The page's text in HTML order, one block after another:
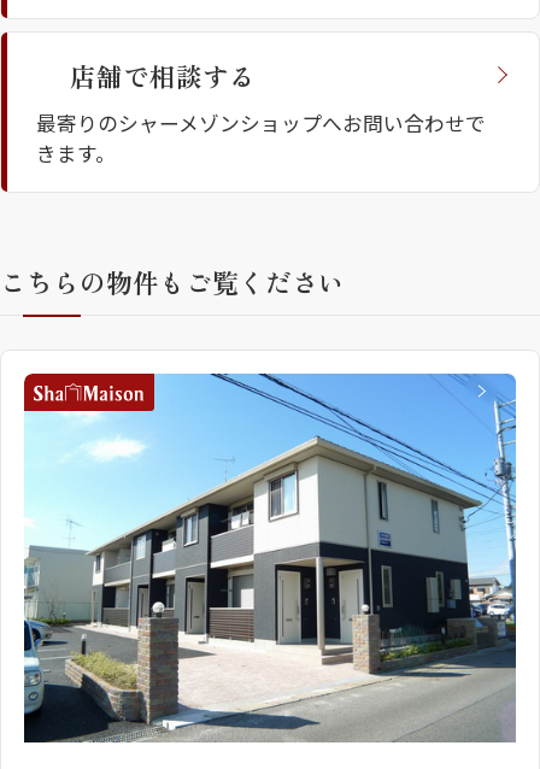
ShaMaison STYLE
シャーメゾンライフサポート
自立型サービス付き・シニア向け
お問い合わせ・よくある質問
シャーメゾンライフ CLUB
シャーメゾンライフ GUARD
らくらくプラチナ
店舗で相談する
最寄りのシャーメゾンショップへお問い合わせで
きます。
こちらの物件もご覧ください